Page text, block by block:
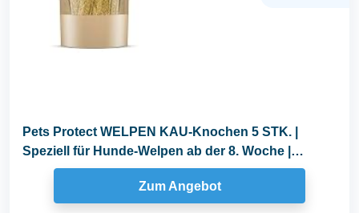
Pets Protect WELPEN KAU-Knochen 5 STK. |
Speziell für Hunde-Welpen ab der 8. Woche |
Glutenfrei...
Zum Angebot